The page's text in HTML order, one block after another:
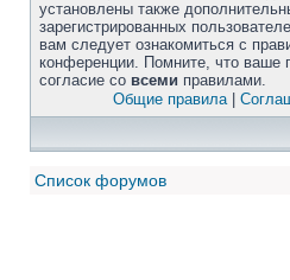
установлены также
зарегистрированных
вам следует ознакомиться с
конференции. Помните, что ваше
согласие со всеми правилами.
Общие правила|
Список форумов